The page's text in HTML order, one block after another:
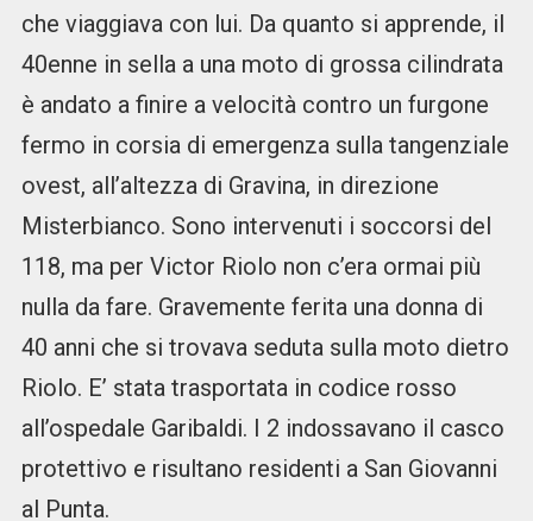
che viaggiava con lui. Da quanto si apprende, il
40enne in sella a una moto di grossa cilindrata
è andato a finire a velocità contro un furgone
fermo in corsia di emergenza sulla tangenziale
ovest, all’altezza di Gravina, in direzione
Misterbianco. Sono intervenuti i soccorsi del
118, ma per Victor Riolo non c’era ormai più
nulla da fare. Gravemente ferita una donna di
40 anni che si trovava seduta sulla moto dietro
Riolo. E’ stata trasportata in codice rosso
all’ospedale Garibaldi. I 2 indossavano il casco
protettivo e risultano residenti a San Giovanni
al Punta.